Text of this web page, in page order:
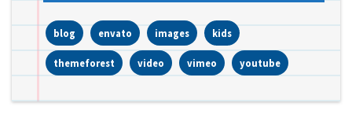
blog envato images kids
themeforest video vimeo youtube